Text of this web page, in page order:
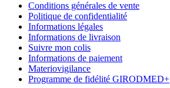
Conditions générales de vente
Politique de confidentialité
Informations légales
Informations de livraison
Suivre mon colis
Informations de paiement
Materiovigilance
Programme de fidélité GIRODMED+